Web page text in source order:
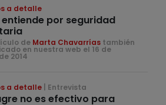
a detalle
entiende por seguridad
de Marta Chavarrías también
en nuestra web el 16 de
2014
a detalle Entrevista
no es efectivo para